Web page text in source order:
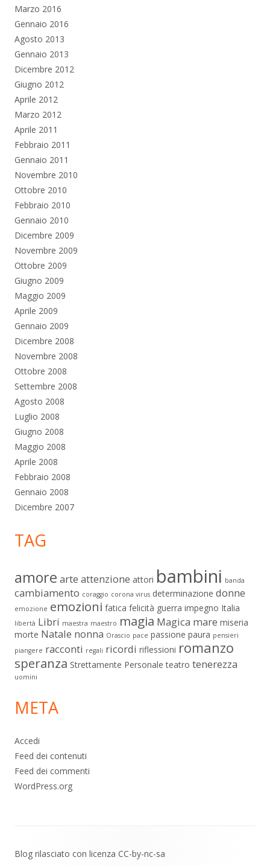
Marzo 2016
Gennaio 2016
Agosto 2013
Gennaio 2013
Dicembre 2012
Giugno 2012
Aprile 2012
Marzo 2012
Aprile 2011
Febbraio 2011
Gennaio 2011
Novembre 2010
Ottobre 2010
Febbraio 2010
Gennaio 2010
Dicembre 2009
Novembre 2009
Ottobre 2009
Giugno 2009
Maggio 2009
Aprile 2009
Gennaio 2009
Dicembre 2008
Novembre 2008
Ottobre 2008
Settembre 2008
Agosto 2008
Luglio 2008
Giugno 2008
Maggio 2008
Aprile 2008
Febbraio 2008
Gennaio 2008
Dicembre 2007
TAG
amore arte attenzione attori bambini banda
cambiamento coraggio corona virus determinazione donne
emozione emozioni fatica felicità guerra impegno Italia
libertà Libri maestra maestro magia Magica mare miseria
morte Natale nonna Orascio pace passione paura pensieri
piangere racconti regali ricordi riflessioni romanzo
speranza Strettamente Personale teatro tenerezza
uomini
META
Accedi
Feed dei contenuti
Feed dei commenti
WordPress.org
piè
Blog rilasciato con licenza CC-by-nc-sa